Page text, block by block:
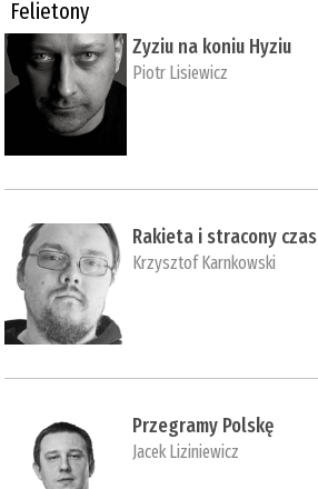
Felietony
Zyziu na koniu Hyziu
Piotr Lisiewicz
Rakieta i stracony czas
Krzysztof Karnkowski
Przegramy Polskę
Jacek Liziniewicz